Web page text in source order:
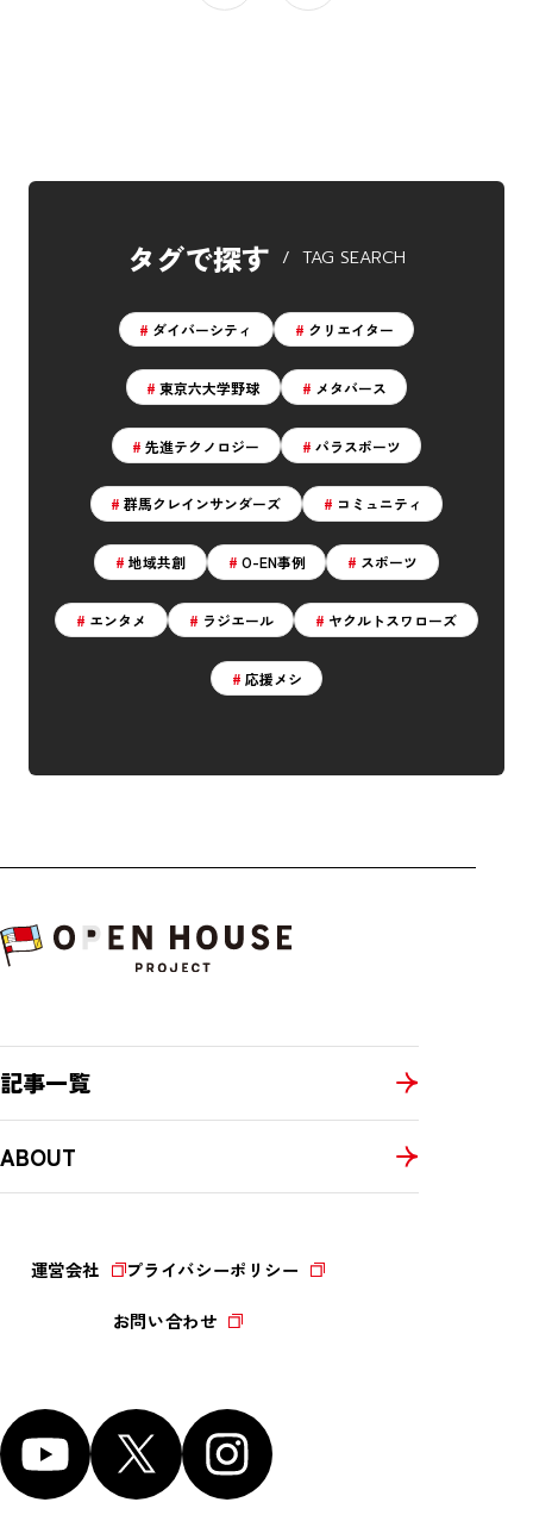
タグで探す TAG SEARCH
ダイバーシティ クリエイター
東京六大学野球 メタバース
先進テクノロジー パラスポーツ
群馬クレインサンダーズ コミュニティ
地域共創 O-EN事例 スポーツ
エンタメ ラジエール ヤクルトスワローズ
応援メシ
記事一覧
ABOUT
運営会社 プライバシーポリシー
お問い合わせ